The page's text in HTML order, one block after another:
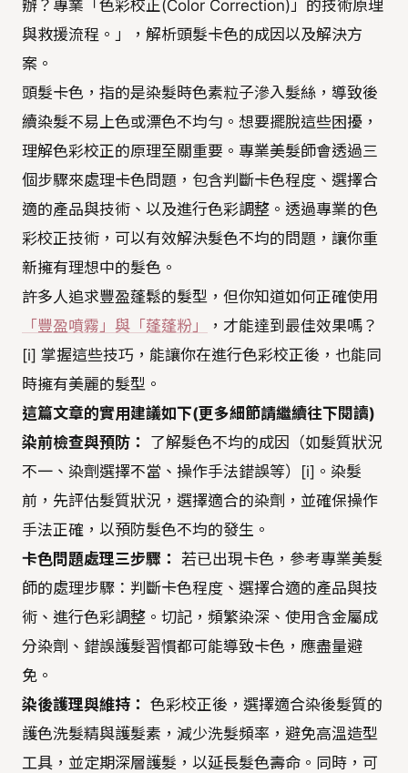
辦？專業「色彩校正(Color Correction)」的技術原理
與救援流程。」，解析頭髮卡色的成因以及解決方
案。
頭髮卡色，指的是染髮時色素粒子滲入髮絲，導致後
續染髮不易上色或漂色不均勻。想要擺脫這些困擾，
理解色彩校正的原理至關重要。專業美髮師會透過三
個步驟來處理卡色問題，包含判斷卡色程度、選擇合
適的產品與技術、以及進行色彩調整。透過專業的色
彩校正技術，可以有效解決髮色不均的問題，讓你重
新擁有理想中的髮色。
許多人追求豐盈蓬鬆的髮型，但你知道如何正確使用
「豐盈噴霧」與「蓬蓬粉」
，才能達到最佳效果嗎？
[i] 掌握這些技巧，能讓你在進行色彩校正後，也能同
時擁有美麗的髮型。
這篇文章的實用建議如下(更多細節請繼續往下閱讀)
染前檢查與預防：
了解髮色不均的成因（如髮質狀況
不一、染劑選擇不當、操作手法錯誤等）[i]。染髮
前，先評估髮質狀況，選擇適合的染劑，並確保操作
手法正確，以預防髮色不均的發生。
卡色問題處理三步驟： 若已出現卡色，參考專業美髮
師的處理步驟：判斷卡色程度、選擇合適的產品與技
術、進行色彩調整。切記，頻繁染深、使用含金屬成
分染劑、錯誤護髮習慣都可能導致卡色，應盡量避
免。
染後護理與維持： 色彩校正後，選擇適合染後髮質的
護色洗髮精與護髮素，減少洗髮頻率，避免高溫造型
工具，並定期深層護髮，以延長髮色壽命。同時，可